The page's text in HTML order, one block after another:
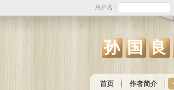
用户名：
孙国
首页 作者简介